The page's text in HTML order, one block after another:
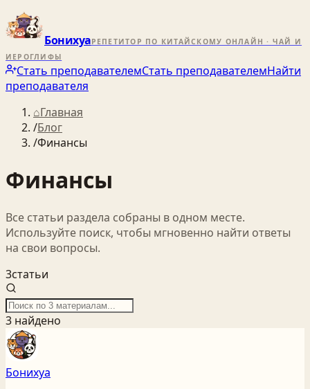
БонихуаРЕПЕТИТОР ПО КИТАЙСКОМУ ОНЛАЙН · ЧАЙ И
ИЕРОГЛИФЫ
Стать преподавателемСтать преподавателемНайти
преподавателя
⌂Главная
/Блог
/Финансы
Финансы
Все статьи раздела собраны в одном месте.
Используйте поиск, чтобы мгновенно найти ответы
на свои вопросы.
3статьи
3 найдено
Бонихуа